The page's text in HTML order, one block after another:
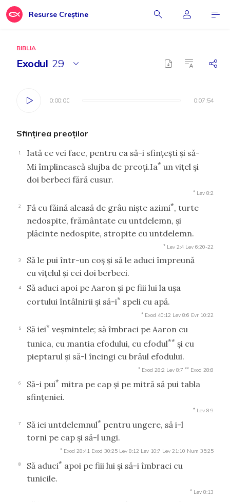
Resurse Creștine
BIBLIA
Exodul 29
0:00:00 0:07:54
0:00:00 0:07:54
Sfinţirea preoţilor
1
Iată ce vei face, pentru ca să-i sfinţeşti şi să-
Mi împlinească slujba de preoţi.Ia* un viţel şi
doi berbeci fără cusur.
* Lev 8:2
2 Fă cu făină aleasă de grâu nişte azimi*, turte
nedospite, frământate cu untdelemn, şi
plăcinte nedospite, stropite cu untdelemn.
* Lev 2:4 Lev 6:20-22
3
Să le pui într-un coş şi să le aduci împreună
cu viţelul şi cei doi berbeci.
4
Să aduci apoi pe Aaron şi pe fiii lui la uşa
cortului întâlnirii şi să-i* speli cu apă.
* Exod 40:12 Lev 8:6 Evr 10:22
5 Să iei* veşmintele; să îmbraci pe Aaron cu
tunica, cu mantia efodului, cu efodul** şi cu
pieptarul şi să-l încingi cu brâul efodului.
* Exod 28:2 Lev 8:7 ** Exod 28:8
6 Să-i pui* mitra pe cap şi pe mitră să pui tabla
sfinţeniei.
* Lev 8:9
7 Să iei untdelemnul* pentru ungere, să i-l
torni pe cap şi să-l ungi.
* Exod 28:41 Exod 30:25 Lev 8:12 Lev 10:7 Lev 21:10 Num 35:25
8 Să aduci* apoi pe fiii lui şi să-i îmbraci cu
tunicile.
* Lev 8:13